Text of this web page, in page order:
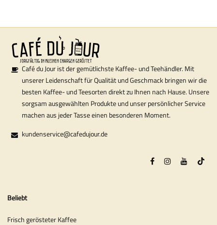
Café du Jour ist der gemütlichste Kaffee- und Teehändler. Mit
unserer Leidenschaft für Qualität und Geschmack bringen wir die
besten Kaffee- und Teesorten direkt zu Ihnen nach Hause. Unsere
sorgsam ausgewählten Produkte und unser persönlicher Service
machen aus jeder Tasse einen besonderen Moment.
kundenservice@cafedujour.de
Beliebt
Frisch gerösteter Kaffee